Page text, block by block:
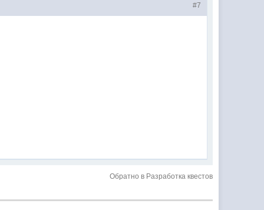
#7
Обратно в Разработка квестов